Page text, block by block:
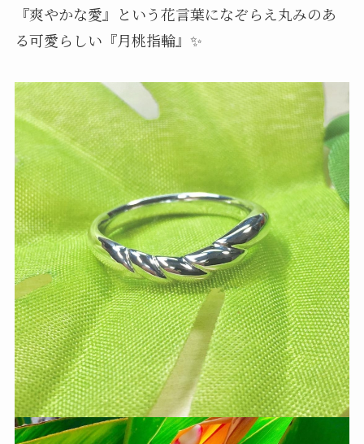
『爽やかな愛』という花言葉になぞらえ丸みのあ
る可愛らしい『月桃指輪』✨